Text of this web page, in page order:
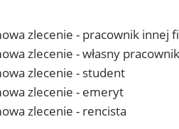
zlecenie - pracownik innej
zlecenie - własny pracownik
zlecenie - student
zlecenie - emeryt
zlecenie - rencista